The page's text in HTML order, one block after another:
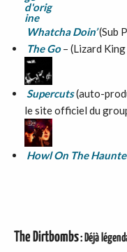
Whatcha Doin’(Sub
The Go– (Lizard
Supercuts(auto-
le site officiel du
Howl On The
The Dirtbombs: Déjà